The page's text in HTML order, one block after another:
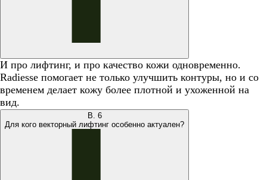
И про лифтинг, и про качество кожи одновременно.
Radiesse помогает не только улучшить контуры, но и со
временем делает кожу более плотной и ухоженной на
вид.
В. 6
Для кого векторный лифтинг особенно актуален?